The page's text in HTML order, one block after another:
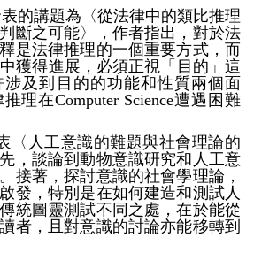
題為〈從法律中的類比推理
斷之可能〉，作者指出，對於法
是法律推理的一個重要方式，而
獲得進展，必須正視「目的」這
及到目的的功能和性質兩個面
理在Computer Science遭遇困難
〈人工意識的難題與社會理論的
，談論到動物意識研究和人工意
接著，探討意識的社會學理論，
發，特別是在如何建造和測試人
統圖靈測試不同之處，在於能從
者，且對意識的討論亦能移轉到